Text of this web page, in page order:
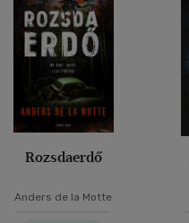
Rozsdaerdő
Anders de la Motte